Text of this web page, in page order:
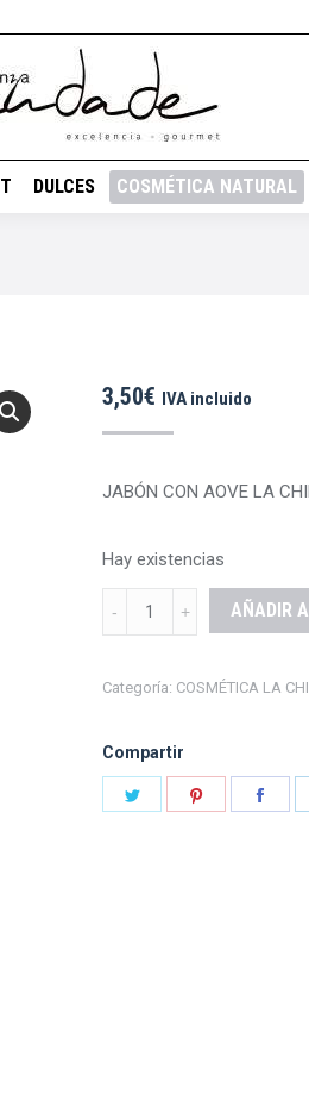
DULCES COSMÉTICA NATURAL
3,50€ IVA incluido
JABÓN CON AOVE LA
Hay existencias
JABÓN
AOVE
AÑADIR
Categoría: COSMÉTICA LA
Compartir
Y CONDIMENTOS